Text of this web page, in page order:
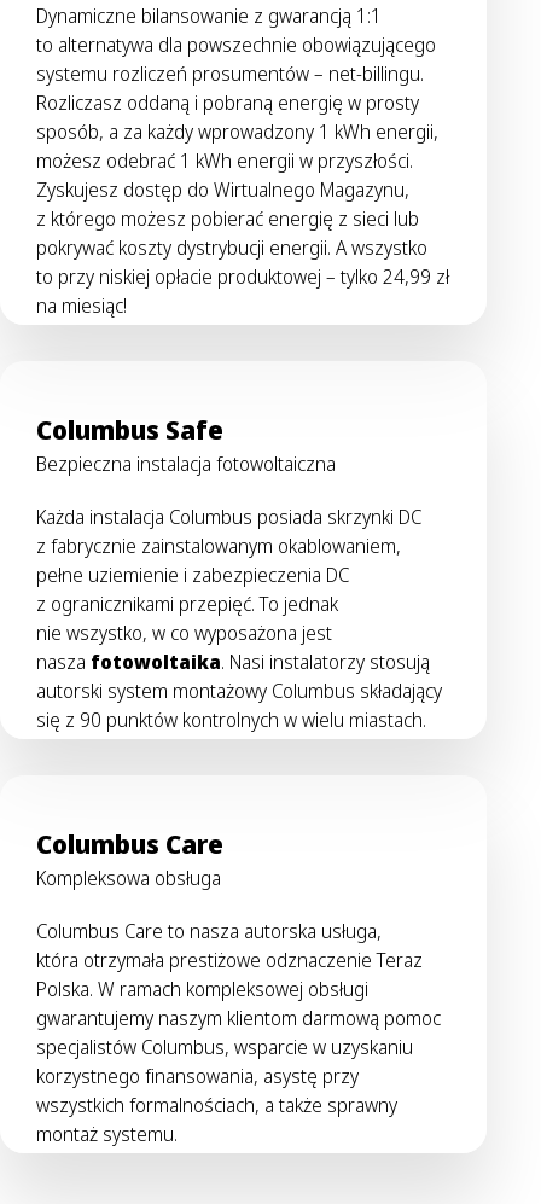
Dynamiczne bilansowanie z gwarancją 1:1
to alternatywa dla powszechnie obowiązującego
systemu rozliczeń prosumentów – net-billingu.
Rozliczasz oddaną i pobraną energię w prosty
sposób, a za każdy wprowadzony 1 kWh energii,
możesz odebrać 1 kWh energii w przyszłości.
Zyskujesz dostęp do Wirtualnego Magazynu,
z którego możesz pobierać energię z sieci lub
pokrywać koszty dystrybucji energii. A wszystko
to przy niskiej opłacie produktowej – tylko 24,99 zł
na miesiąc!
Columbus Safe
Bezpieczna instalacja fotowoltaiczna
Każda instalacja Columbus posiada skrzynki DC
z fabrycznie zainstalowanym okablowaniem,
pełne uziemienie i zabezpieczenia DC
z ogranicznikami przepięć. To jednak
nie wszystko, w co wyposażona jest
nasza fotowoltaika. Nasi instalatorzy stosują
autorski system montażowy Columbus składający
się z 90 punktów kontrolnych w wielu miastach.
Columbus Care
Kompleksowa obsługa
Columbus Care to nasza autorska usługa,
która otrzymała prestiżowe odznaczenie Teraz
Polska. W ramach kompleksowej obsługi
gwarantujemy naszym klientom darmową pomoc
specjalistów Columbus, wsparcie w uzyskaniu
korzystnego finansowania, asystę przy
wszystkich formalnościach, a także sprawny
montaż systemu.